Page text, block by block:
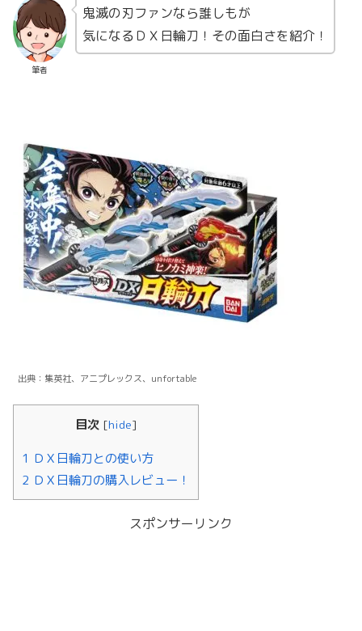
筆者
鬼滅の刃ファンなら誰しもが
気になるＤＸ日輪刀！その面白さを紹介！
出典：集英社、アニプレックス、unfortable
目次 [hide]
1 ＤＸ日輪刀との使い方
2 ＤＸ日輪刀の購入レビュー！
スポンサーリンク